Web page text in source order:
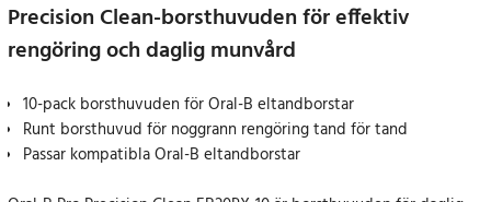
Precision Clean-borsthuvuden för effektiv
rengöring och daglig munvård
10-pack borsthuvuden för Oral-B eltandborstar
Runt borsthuvud för noggrann rengöring tand för tand
Passar kompatibla Oral-B eltandborstar